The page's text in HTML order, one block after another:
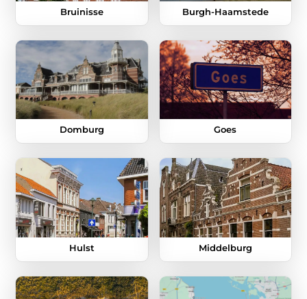
Bruinisse Burgh-Haamstede
Domburg Goes
Hulst Middelburg